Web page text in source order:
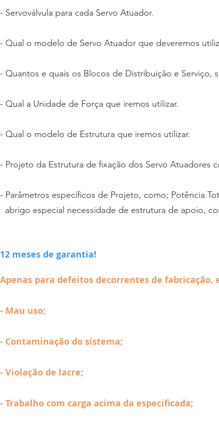
- Servoválvula para cada Servo Atuador.
- Qual o modelo de Servo Atuador que deveremos
- Quantos e quais os Blocos de Distribuição e Serviço,
- Qual a Unidade de Força que iremos utilizar.
- Qual o modelo de Estrutura que iremos utilizar.
- Projeto da Estrutura de fixação dos Servo Atuadores
- Parâmetros específicos de Projeto, como; Potência
abrigo especial necessidade de estrutura de apoio,
12 meses de garantia!
Apenas para defeitos decorrentes de fabricação,
- Mau uso;
- Contaminação do sistema;
- Violação de lacre;
- Trabalho com carga acima da especificada;